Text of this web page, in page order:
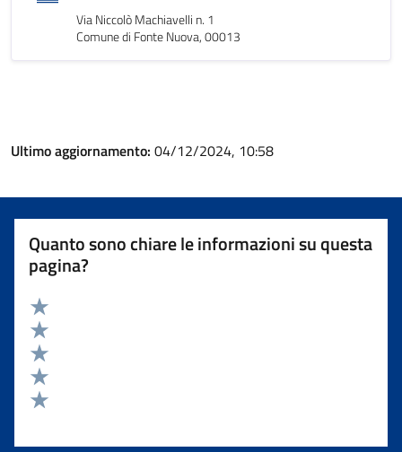
Via Niccolò Machiavelli n. 1
Comune di Fonte Nuova, 00013
Ultimo aggiornamento: 04/12/2024, 10:58
Quanto sono chiare le informazioni su questa
pagina?
Valuta 5 stelle su 5
Valuta 4 stelle su 5
Valuta 3 stelle su 5
Valuta 2 stelle su 5